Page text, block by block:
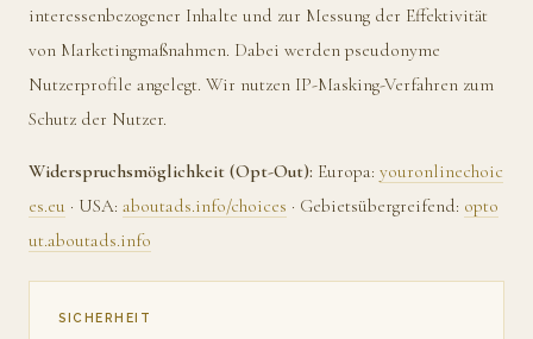
interessenbezogener Inhalte und zur Messung der Effektivität
von Marketingmaßnahmen. Dabei werden pseudonyme
Nutzerprofile angelegt. Wir nutzen IP-Masking-Verfahren zum
Schutz der Nutzer.
Widerspruchsmöglichkeit (Opt-Out): Europa: youronlinechoic
es.eu · USA: aboutads.info/choices · Gebietsübergreifend: opto
ut.aboutads.info
SICHERHEIT